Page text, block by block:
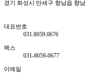
경기 화성시 만세구 향남읍 향
대표번호
031.8059.0676
팩스
031-8059-0677
이메일